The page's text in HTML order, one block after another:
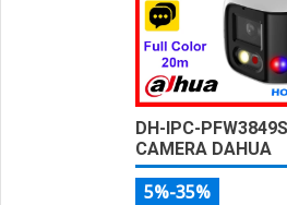
DH-IPC-
CAMERA DAHUA
5%-35%